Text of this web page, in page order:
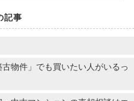
記事
物件」でも買いたい人がいるっ